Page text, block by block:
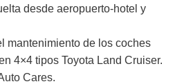
desde aeropuerto-hotel y
mantenimiento de los coches
4×4 tipos Toyota Land Cruiser.
Cares.